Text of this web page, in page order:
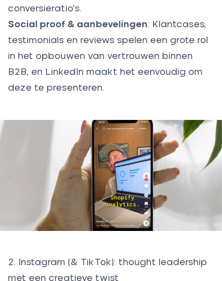
conversieratio’s.
Social proof & aanbevelingen: Klantcases,
testimonials en reviews spelen een grote rol
in het opbouwen van vertrouwen binnen
B2B, en LinkedIn maakt het eenvoudig om
deze te presenteren.
2. Instagram (& TikTok): thought leadership
met een creatieve twist